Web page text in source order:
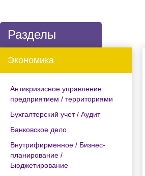
Разделы
Экономика
Антикризисное управление
предприятием / территориями
Бухгалтерский учет / Аудит
Банковское дело
Внутрифирменное / Бизнес-
планирование /
Бюджетирование